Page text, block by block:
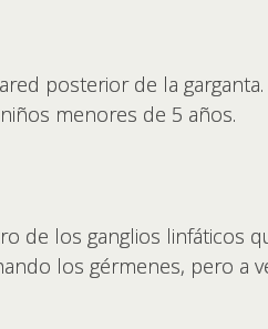
posterior de la garganta.
menores de 5 años.
de los ganglios linfáticos
los gérmenes, pero a